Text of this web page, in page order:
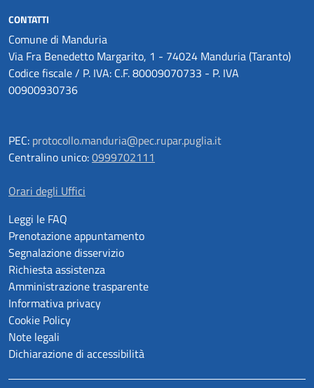
CONTATTI
Comune di Manduria
Via Fra Benedetto Margarito, 1 - 74024 Manduria (Taranto)
Codice fiscale / P. IVA: C.F. 80009070733 - P. IVA
00900930736
PEC: protocollo.manduria@pec.rupar.puglia.it
Centralino unico:0999702111
Orari degli Uffici
Leggi le FAQ
Prenotazione appuntamento
Segnalazione disservizio
Richiesta assistenza
Amministrazione trasparente
Informativa privacy
Cookie Policy
Note legali
Dichiarazione di accessibilità